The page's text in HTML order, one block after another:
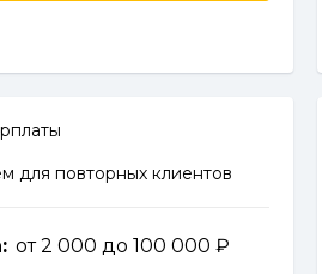
для повторных клиентов
от 2 000 до 100 000